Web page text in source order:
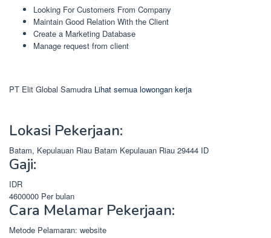
Looking For Customers From Company
Maintain Good Relation With the Client
Create a Marketing Database
Manage request from client
PT Elit Global Samudra Lihat semua lowongan kerja
Lokasi Pekerjaan:
Batam, Kepulauan Riau Batam Kepulauan Riau 29444 ID
Gaji:
IDR
4600000 Per bulan
Cara Melamar Pekerjaan:
Metode Pelamaran: website